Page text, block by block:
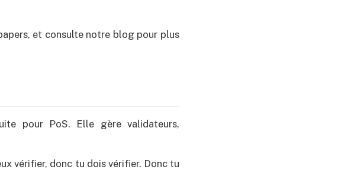
et consulte notre blog pour plus
pour PoS. Elle gère validateurs,
vérifier, donc tu dois vérifier. Donc tu